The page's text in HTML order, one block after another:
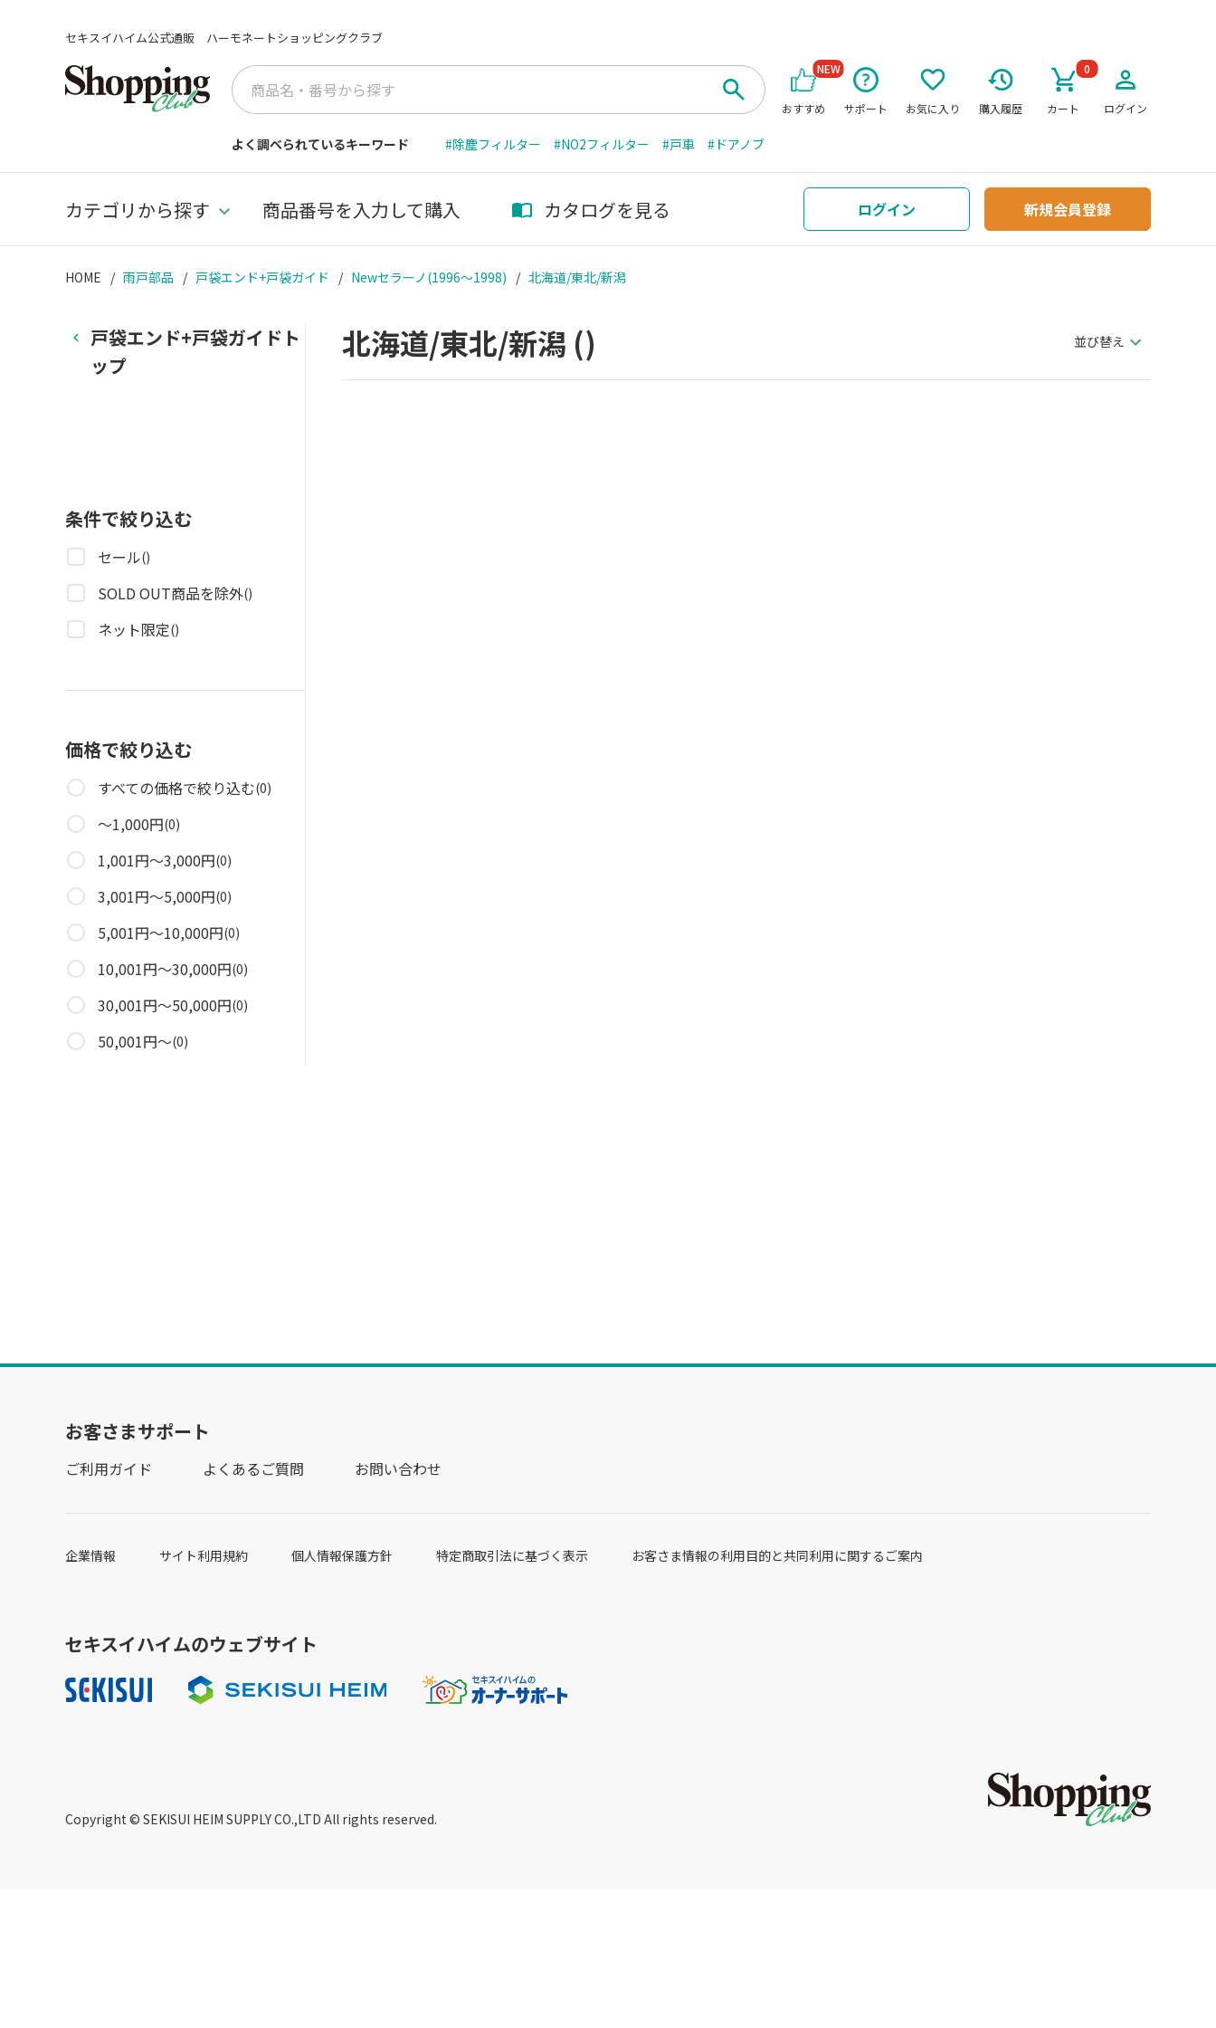
セキスイハイム公式通販 ハーモネートショッピングクラブ
おすすめ
NEW
サポート お気に入り 購入履歴 カート
0
ログイン
よく調べられているキーワード #除塵フィルター #NO2フィルター #戸車 #ドアノブ
カテゴリから探す 商品番号を入力して購入 カタログを見る ログイン 新規会員登録
HOME 雨戸部品 戸袋エンド+戸袋ガイド Newセラーノ(1996～1998) 北海道/東北/新潟
北海道/東北/新潟 () 並び替え
戸袋エンド+戸袋ガイドト
ップ
条件で絞り込む
セール()
SOLD OUT商品を除外()
ネット限定()
価格で絞り込む
すべての価格で絞り込む(0)
～1,000円(0)
1,001円～3,000円(0)
3,001円～5,000円(0)
5,001円～10,000円(0)
10,001円～30,000円(0)
30,001円～50,000円(0)
50,001円～(0)
お客さまサポート
ご利用ガイド よくあるご質問 お問い合わせ
企業情報 サイト利用規約 個人情報保護方針 特定商取引法に基づく表示 お客さま情報の利用目的と共同利用に関するご案内
セキスイハイムのウェブサイト
Copyright © SEKISUI HEIM SUPPLY CO.,LTD All rights reserved.